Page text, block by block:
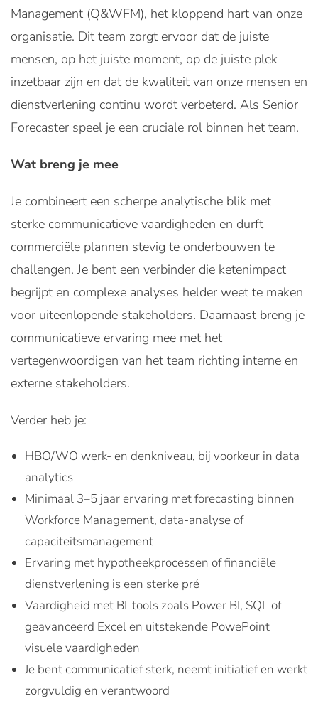
Management (Q&WFM), het kloppend hart van onze
organisatie. Dit team zorgt ervoor dat de juiste
mensen, op het juiste moment, op de juiste plek
inzetbaar zijn en dat de kwaliteit van onze mensen en
dienstverlening continu wordt verbeterd. Als Senior
Forecaster speel je een cruciale rol binnen het team.
Wat breng je mee
Je combineert een scherpe analytische blik met
sterke communicatieve vaardigheden en durft
commerciële plannen stevig te onderbouwen te
challengen. Je bent een verbinder die ketenimpact
begrijpt en complexe analyses helder weet te maken
voor uiteenlopende stakeholders. Daarnaast breng je
communicatieve ervaring mee met het
vertegenwoordigen van het team richting interne en
externe stakeholders.
Verder heb je:
HBO/WO werk- en denkniveau, bij voorkeur in data
analytics
Minimaal 3–5 jaar ervaring met forecasting binnen
Workforce Management, data-analyse of
capaciteitsmanagement
Ervaring met hypotheekprocessen of financiële
dienstverlening is een sterke pré
Vaardigheid met BI-tools zoals Power BI, SQL of
geavanceerd Excel en uitstekende PowePoint
visuele vaardigheden
Je bent communicatief sterk, neemt initiatief en werkt
zorgvuldig en verantwoord